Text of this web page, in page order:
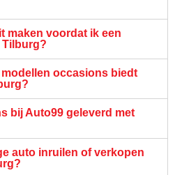
maken voordat ik een
occasions biedt
bij Auto99 geleverd met
auto inruilen of verkopen